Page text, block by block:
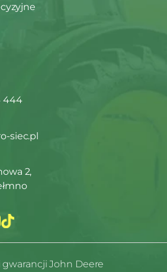
444
siec.pl
2,
John Deere